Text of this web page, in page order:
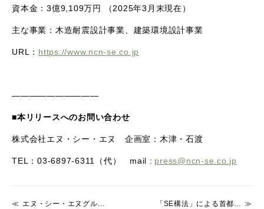
資本金：3億9,109万円 （2025年3月末現在）
主な事業：木造耐震設計事業、建築環境設計事業
URL： https://www.ncn-se.co.jp
――――――――――
■本リリースへのお問い合わせ
株式会社エヌ・シー・エヌ 企画室：木津・石渡
TEL：03-6897-6311 （代） mail : press@ncn-se.co.jp
エヌ・シー・エヌグループ 株式会社MAKE HOUSEは、「株式会社KINO BIM」へ社名変更 「SE構法」による首都圏エリア初の木造5階建ビル 「Wood Five Story（仮称）」構造見学会を開催